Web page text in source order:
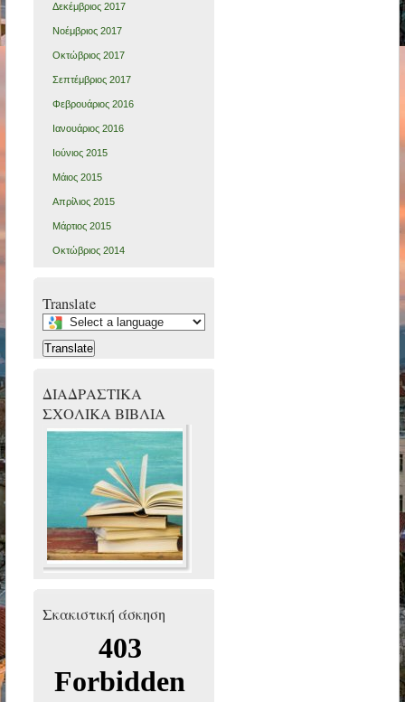
Δεκέμβριος 2017
Νοέμβριος 2017
Οκτώβριος 2017
Σεπτέμβριος 2017
Φεβρουάριος 2016
Ιανουάριος 2016
Ιούνιος 2015
Μάιος 2015
Απρίλιος 2015
Μάρτιος 2015
Οκτώβριος 2014
Translate
Select
a
language
translate
Translate
ΔΙΑΔΡΑΣΤΙΚΑ
ΣΧΟΛΙΚΑ ΒΙΒΛΙΑ
Σκακιστική άσκηση